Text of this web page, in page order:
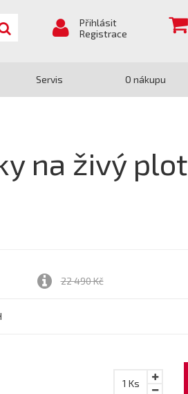
Přihlásit
Registrace
Servis O nákupu
na živý plot
22 490 Kč
1 Ks